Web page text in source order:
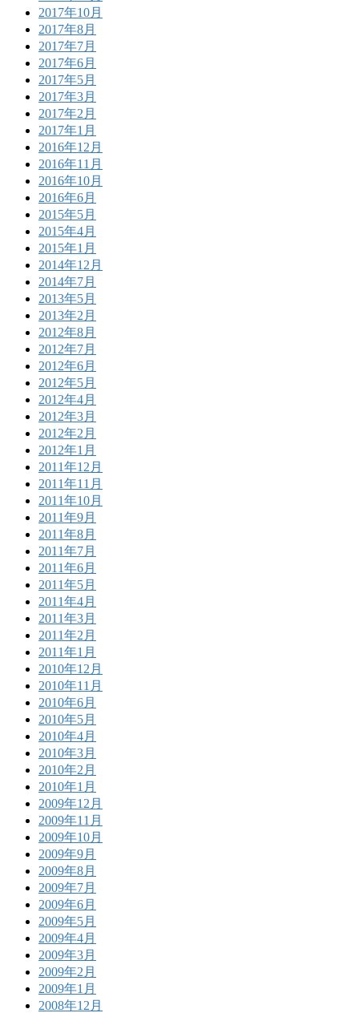
2017年10月
2017年8月
2017年7月
2017年6月
2017年5月
2017年3月
2017年2月
2017年1月
2016年12月
2016年11月
2016年10月
2016年6月
2015年5月
2015年4月
2015年1月
2014年12月
2014年7月
2013年5月
2013年2月
2012年8月
2012年7月
2012年6月
2012年5月
2012年4月
2012年3月
2012年2月
2012年1月
2011年12月
2011年11月
2011年10月
2011年9月
2011年8月
2011年7月
2011年6月
2011年5月
2011年4月
2011年3月
2011年2月
2011年1月
2010年12月
2010年11月
2010年6月
2010年5月
2010年4月
2010年3月
2010年2月
2010年1月
2009年12月
2009年11月
2009年10月
2009年9月
2009年8月
2009年7月
2009年6月
2009年5月
2009年4月
2009年3月
2009年2月
2009年1月
2008年12月